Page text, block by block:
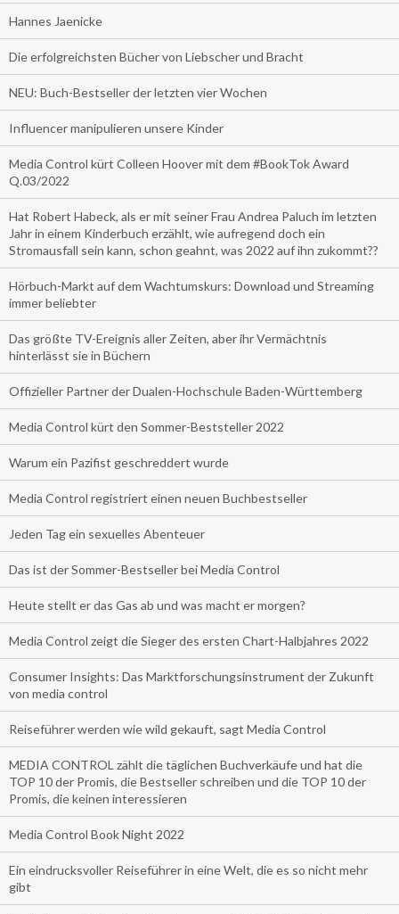
Hannes Jaenicke
Die erfolgreichsten Bücher von Liebscher und Bracht
NEU: Buch-Bestseller der letzten vier Wochen
Influencer manipulieren unsere Kinder
Media Control kürt Colleen Hoover mit dem #BookTok Award
Q.03/2022
Hat Robert Habeck, als er mit seiner Frau Andrea Paluch im letzten
Jahr in einem Kinderbuch erzählt, wie aufregend doch ein
Stromausfall sein kann, schon geahnt, was 2022 auf ihn zukommt??
Hörbuch-Markt auf dem Wachtumskurs: Download und Streaming
immer beliebter
Das größte TV-Ereignis aller Zeiten, aber ihr Vermächtnis
hinterlässt sie in Büchern
Offizieller Partner der Dualen-Hochschule Baden-Württemberg
Media Control kürt den Sommer-Beststeller 2022
Warum ein Pazifist geschreddert wurde
Media Control registriert einen neuen Buchbestseller
Jeden Tag ein sexuelles Abenteuer
Das ist der Sommer-Bestseller bei Media Control
Heute stellt er das Gas ab und was macht er morgen?
Media Control zeigt die Sieger des ersten Chart-Halbjahres 2022
Consumer Insights: Das Marktforschungsinstrument der Zukunft
von media control
Reiseführer werden wie wild gekauft, sagt Media Control
MEDIA CONTROL zählt die täglichen Buchverkäufe und hat die
TOP 10 der Promis, die Bestseller schreiben und die TOP 10 der
Promis, die keinen interessieren
Media Control Book Night 2022
Ein eindrucksvoller Reiseführer in eine Welt, die es so nicht mehr
gibt